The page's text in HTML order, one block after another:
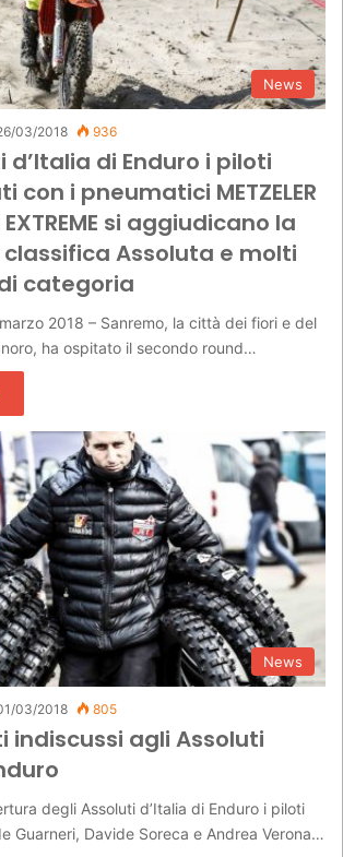
News
03/2018 936
d’Italia di Enduro i piloti
i pneumatici METZELER
EXTREME si aggiudicano la
Assoluta e molti
categoria
2018 – Sanremo, la città dei fiori e del
ha ospitato il secondo round…
News
03/2018 805
indiscussi agli Assoluti
degli Assoluti d’Italia di Enduro i piloti
Guarneri, Davide Soreca e Andrea Verona…